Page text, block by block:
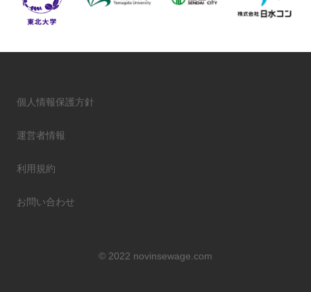
個人情報保護方針
運営者情報
利用規約
お問い合わせ
© 2022 novinsewage.com